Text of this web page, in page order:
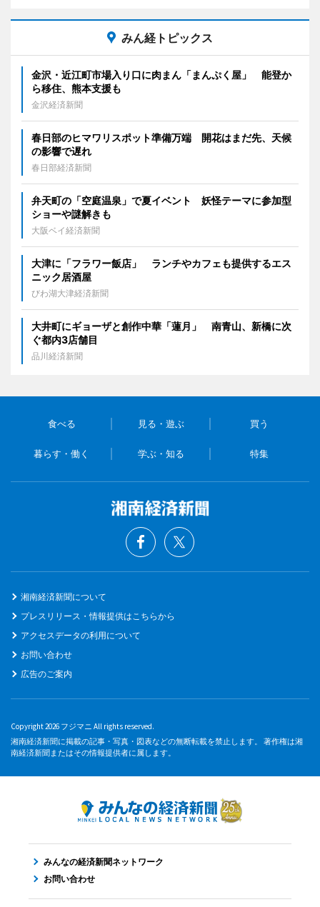
みん経トピックス
金沢・近江町市場入り口に肉まん「まんぷく屋」 能登か
ら移住、熊本支援も
金沢経済新聞
春日部のヒマワリスポット準備万端 開花はまだ先、天候
の影響で遅れ
春日部経済新聞
弁天町の「空庭温泉」で夏イベント 妖怪テーマに参加型
ショーや謎解きも
大阪ベイ経済新聞
大津に「フラワー飯店」 ランチやカフェも提供するエス
ニック居酒屋
びわ湖大津経済新聞
大井町にギョーザと創作中華「蓮月」 南青山、新橋に次
ぐ都内3店舗目
品川経済新聞
食べる 見る・遊ぶ 買う
暮らす・働く 学ぶ・知る 特集
湘南経済新聞について
プレスリリース・情報提供はこちらから
アクセスデータの利用について
お問い合わせ
広告のご案内
Copyright 2026 フジマニ All rights reserved.
湘南経済新聞に掲載の記事・写真・図表などの無断転載を禁止します。 著作権は湘
南経済新聞またはその情報提供者に属します。
みんなの経済新聞ネットワーク
お問い合わせ